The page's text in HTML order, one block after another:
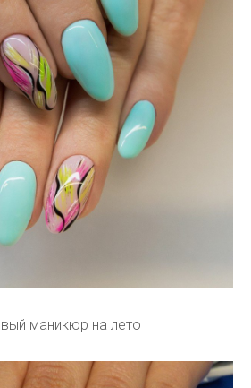
маникюр на лето